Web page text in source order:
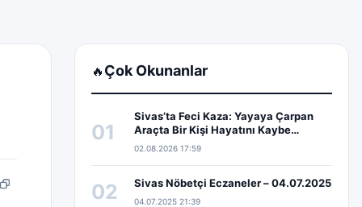
Bağlantıyı kopyala
🔥 Çok Okunanlar
01
Sivas’ta Feci Kaza: Yayaya Çarpan
Araçta Bir Kişi Hayatını Kaybe…
02.08.2026 17:59
02 Sivas Nöbetçi Eczaneler – 04.07.2025
04.07.2025 21:39